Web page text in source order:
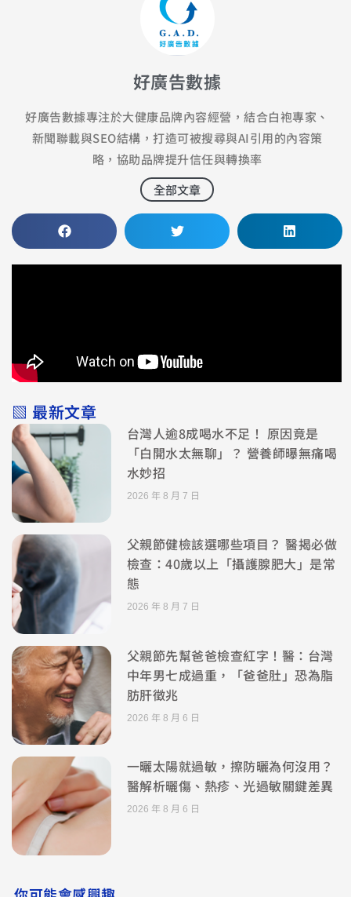
好廣告數據
好廣告數據專注於大健康品牌內容經營，結合白袍專家、
新聞聯載與SEO結構，打造可被搜尋與AI引用的內容策
略，協助品牌提升信任與轉換率
全部文章
▧ 最新文章
台灣人逾8成喝水不足！ 原因竟是
「白開水太無聊」？ 營養師曝無痛喝
水妙招
2026 年 8 月 7 日
父親節健檢該選哪些項目？ 醫揭必做
檢查：40歲以上「攝護腺肥大」是常
態
2026 年 8 月 7 日
父親節先幫爸爸檢查紅字！醫：台灣
中年男七成過重，「爸爸肚」恐為脂
肪肝徵兆
2026 年 8 月 6 日
一曬太陽就過敏，擦防曬為何沒用？
醫解析曬傷、熱疹、光過敏關鍵差異
2026 年 8 月 6 日